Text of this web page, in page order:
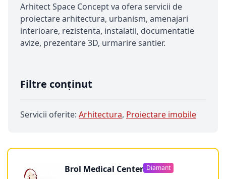
Arhitect Space Concept va ofera servicii de
proiectare arhitectura, urbanism, amenajari
interioare, rezistenta, instalatii, documentatie
avize, prezentare 3D, urmarire santier.
Filtre conținut
Servicii oferite: Arhitectura, Proiectare imobile
Brol Medical Center Diamant